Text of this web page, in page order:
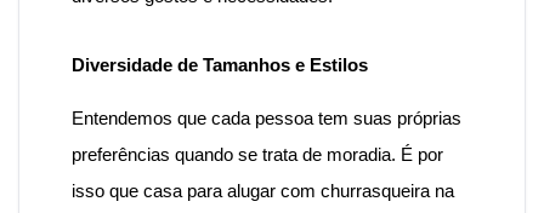
Diversidade de Tamanhos e Estilos
Entendemos que cada pessoa tem suas próprias
preferências quando se trata de moradia. É por
isso que casa para alugar com churrasqueira na